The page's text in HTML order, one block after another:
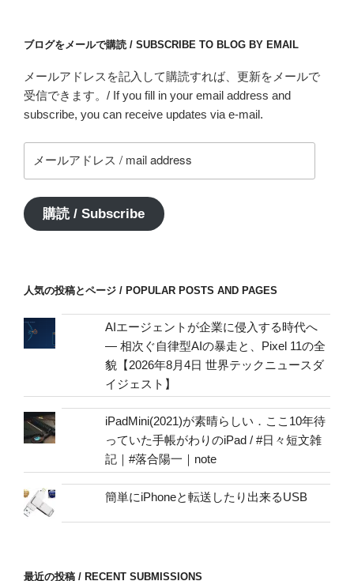
ブログをメールで購読 / SUBSCRIBE TO BLOG BY EMAIL
メールアドレスを記入して購読すれば、更新をメールで
受信できます。/ If you fill in your email address and
subscribe, you can receive updates via e-mail.
ー
ア
ド
address
購読 / Subscribe
人気の投稿とページ / POPULAR POSTS AND PAGES
AIエージェントが企業に侵入する時代へ
— 相次ぐ自律型AIの暴走と、Pixel 11の全
貌【2026年8月4日 世界テックニュースダ
イジェスト】
iPadMini(2021)が素晴らしい．ここ10年待
っていた手帳がわりのiPad / #日々短文雑
記｜#落合陽一｜note
簡単にiPhoneと転送したり出来るUSB
最近の投稿 / RECENT SUBMISSIONS